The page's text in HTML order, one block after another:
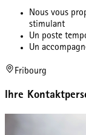
Nous vous
stimulant
Un poste
Un
Fribourg
Ihre